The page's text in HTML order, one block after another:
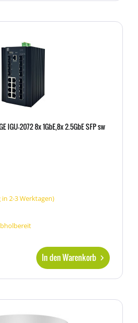
IGU-2072 8x 1GbE,8x 2.5GbE SFP sw
2-3 Werktagen)
In den Warenkorb